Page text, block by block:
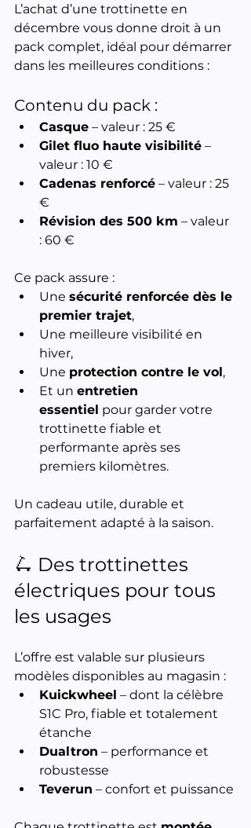
L’achat d’une trottinette en
décembre vous donne droit à un
pack complet, idéal pour démarrer
dans les meilleures conditions :
Contenu du pack :
Casque – valeur : 25 €
Gilet fluo haute visibilité –
valeur : 10 €
Cadenas renforcé – valeur : 25
€
Révision des 500 km – valeur
: 60 €
Ce pack assure :
Une sécurité renforcée dès le
premier trajet,
Une meilleure visibilité en
hiver,
Une protection contre le vol,
Et un entretien
essentiel pour garder votre
trottinette fiable et
performante après ses
premiers kilomètres.
Un cadeau utile, durable et
parfaitement adapté à la saison.
🛴 Des trottinettes
électriques pour tous
les usages
L’offre est valable sur plusieurs
modèles disponibles au magasin :
Kuickwheel – dont la célèbre
S1C Pro, fiable et totalement
étanche
Dualtron – performance et
robustesse
Teverun – confort et puissance